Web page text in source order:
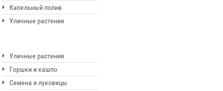
Капельный полив
Уличные растения
Уличные растения
Горшки и кашпо
Семена и луковицы